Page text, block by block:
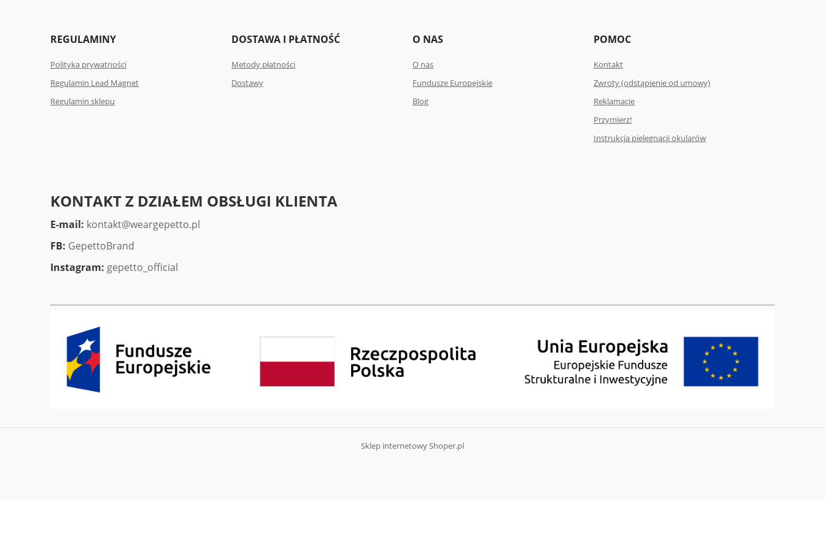
REGULAMINY
Polityka prywatności
Regulamin Lead Magnet
Regulamin sklepu
DOSTAWA I PŁATNOŚĆ
Metody płatności
Dostawy
O NAS
O nas
Fundusze Europejskie
Blog
POMOC
Kontakt
Zwroty (odstąpienie od umowy)
Reklamacje
Przymierz!
Instrukcja pielęgnacji okularów
KONTAKT Z DZIAŁEM OBSŁUGI KLIENTA
E-mail: kontakt@weargepetto.pl
FB: GepettoBrand
Instagram: gepetto_official
Sklep internetowy Shoper.pl